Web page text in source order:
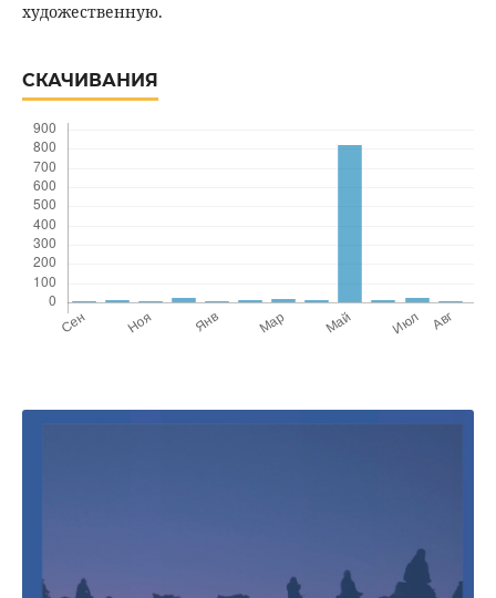
художественную.
СКАЧИВАНИЯ